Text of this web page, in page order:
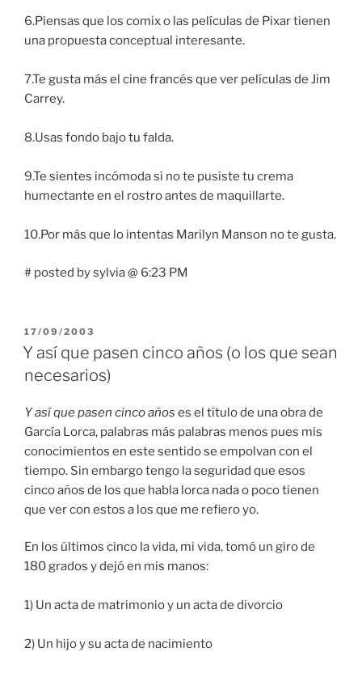
6.Piensas que los comix o las películas de Pixar tienen
una propuesta conceptual interesante.
7.Te gusta más el cine francés que ver películas de Jim
Carrey.
8.Usas fondo bajo tu falda.
9.Te sientes incómoda si no te pusiste tu crema
humectante en el rostro antes de maquillarte.
10.Por más que lo intentas Marilyn Manson no te gusta.
# posted by sylvia @ 6:23 PM
PUBLICADO
EN
17/09/2003
Y así que pasen cinco años (o los que sean
necesarios)
Y así que pasen cinco años es el título de una obra de
García Lorca, palabras más palabras menos pues mis
conocimientos en este sentido se empolvan con el
tiempo. Sin embargo tengo la seguridad que esos
cinco años de los que habla lorca nada o poco tienen
que ver con estos a los que me refiero yo.
En los últimos cinco la vida, mi vida, tomó un giro de
180 grados y dejó en mis manos:
1) Un acta de matrimonio y un acta de divorcio
2) Un hijo y su acta de nacimiento